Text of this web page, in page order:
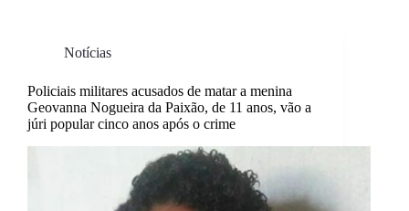
Notícias
Policiais militares acusados de matar a menina
Geovanna Nogueira da Paixão, de 11 anos, vão a
júri popular cinco anos após o crime